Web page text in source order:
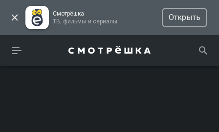
Смотрёшка
ТВ, фильмы и сериалы
Открыть